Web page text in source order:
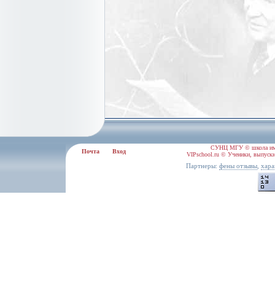
Почта Вход
СУНЦ МГУ © школа
VIPschool.ru © Ученики,
Партнеры: фены отзывы,